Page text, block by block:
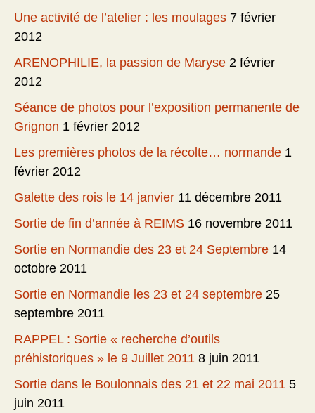
Une activité de l’atelier : les moulages 7 février
2012
ARENOPHILIE, la passion de Maryse 2 février
2012
Séance de photos pour l’exposition permanente de
Grignon 1 février 2012
Les premières photos de la récolte… normande 1
février 2012
Galette des rois le 14 janvier 11 décembre 2011
Sortie de fin d’année à REIMS 16 novembre 2011
Sortie en Normandie des 23 et 24 Septembre 14
octobre 2011
Sortie en Normandie les 23 et 24 septembre 25
septembre 2011
RAPPEL : Sortie « recherche d’outils
préhistoriques » le 9 Juillet 2011 8 juin 2011
Sortie dans le Boulonnais des 21 et 22 mai 2011 5
juin 2011